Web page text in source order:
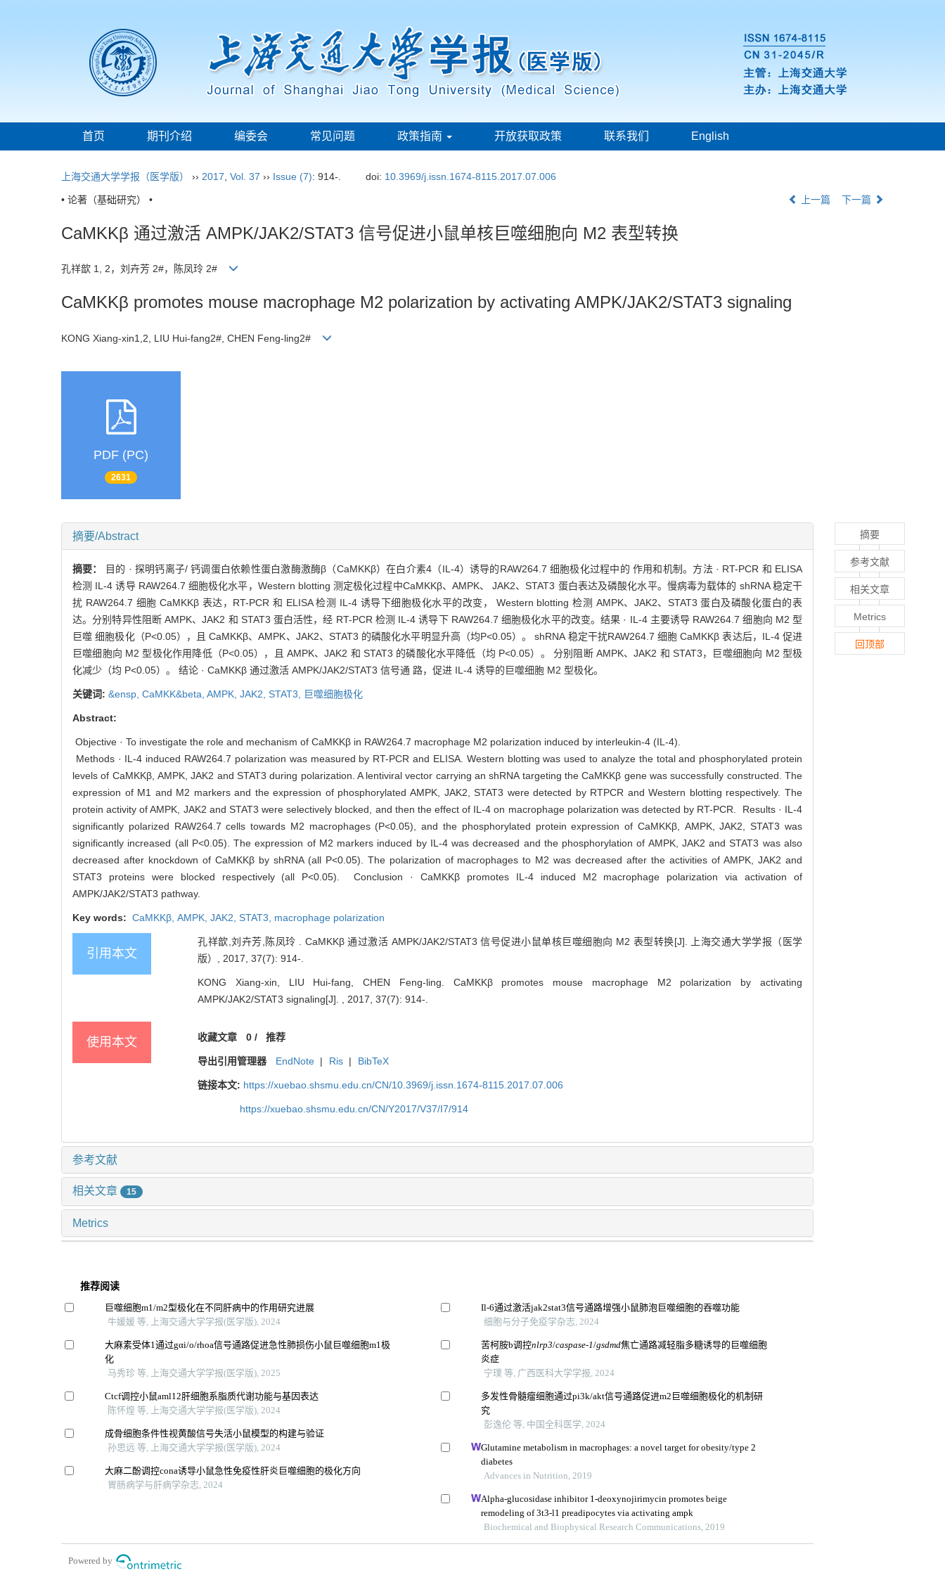
首页 期刊介绍 编委会 常见问题 政策指南 开放获取政策 联系我们 English
上海交通大学学报（医学版） ›› 2017 Vol. 37 ›› Issue (7): 914-. doi: 10.3969/j.issn.1674-8115.2017.07.006
• 论著（基础研究） • 上一篇 下一篇
CaMKKβ 通过激活 AMPK/JAK2/STAT3 信号促进小鼠单核巨噬细胞向 M2 表型转换
孔祥歆 1, 2，刘卉芳 2#，陈凤玲 2#
CaMKKβ promotes mouse macrophage M2 polarization by activating AMPK/JAK2/STAT3 signaling
KONG Xiang-xin1,2, LIU Hui-fang2#, CHEN Feng-ling2#
PDF (PC)
2631
摘要/Abstract
摘要：
目的 · 探明钙离子/ 钙调蛋白依赖性蛋白激酶激酶β（CaMKKβ）在白介素4（IL-4）诱导的RAW264.7 细胞极化过程中的 作用和机制。方法 · RT-PCR 和 ELISA
检测 IL-4 诱导 RAW264.7 细胞极化水平，Western blotting 测定极化过程中CaMKKβ、AMPK、 JAK2、STAT3 蛋白表达及磷酸化水平。慢病毒为载体的 shRNA 稳定干
扰 RAW264.7 细胞 CaMKKβ 表达，RT-PCR 和 ELISA 检测 IL-4 诱导下细胞极化水平的改变， Western blotting 检测 AMPK、JAK2、STAT3 蛋白及磷酸化蛋白的表
达。分别特异性阻断 AMPK、JAK2 和 STAT3 蛋白活性，经 RT-PCR 检测 IL-4 诱导下 RAW264.7 细胞极化水平的改变。结果 · IL-4 主要诱导 RAW264.7 细胞向 M2 型
巨噬 细胞极化（P<0.05），且 CaMKKβ、AMPK、JAK2、STAT3 的磷酸化水平明显升高（均P<0.05）。 shRNA 稳定干扰RAW264.7 细胞 CaMKKβ 表达后，IL-4 促进
巨噬细胞向 M2 型极化作用降低（P<0.05），且 AMPK、JAK2 和 STAT3 的磷酸化水平降低（均 P<0.05）。 分别阻断 AMPK、JAK2 和 STAT3，巨噬细胞向 M2 型极
化减少（均 P<0.05）。 结论 · CaMKKβ 通过激活 AMPK/JAK2/STAT3 信号通 路，促进 IL-4 诱导的巨噬细胞 M2 型极化。
关键词: &ensp, CaMKK&beta, AMPK, JAK2, STAT3, 巨噬细胞极化
Abstract:
Objective · To investigate the role and mechanism of CaMKKβ in RAW264.7 macrophage M2 polarization induced by interleukin-4 (IL-4).
Methods · IL-4 induced RAW264.7 polarization was measured by RT-PCR and ELISA. Western blotting was used to analyze the total and phosphorylated protein
levels of CaMKKβ, AMPK, JAK2 and STAT3 during polarization. A lentiviral vector carrying an shRNA targeting the CaMKKβ gene was successfully constructed. The
expression of M1 and M2 markers and the expression of phosphorylated AMPK, JAK2, STAT3 were detected by RTPCR and Western blotting respectively. The
protein activity of AMPK, JAK2 and STAT3 were selectively blocked, and then the effect of IL-4 on macrophage polarization was detected by RT-PCR. Results · IL-4
significantly polarized RAW264.7 cells towards M2 macrophages (P<0.05), and the phosphorylated protein expression of CaMKKβ, AMPK, JAK2, STAT3 was
significantly increased (all P<0.05). The expression of M2 markers induced by IL-4 was decreased and the phosphorylation of AMPK, JAK2 and STAT3 was also
decreased after knockdown of CaMKKβ by shRNA (all P<0.05). The polarization of macrophages to M2 was decreased after the activities of AMPK, JAK2 and
STAT3 proteins were blocked respectively (all P<0.05). Conclusion · CaMKKβ promotes IL-4 induced M2 macrophage polarization via activation of
AMPK/JAK2/STAT3 pathway.
Key words: CaMKKβ, AMPK, JAK2, STAT3, macrophage polarization
引用本文
孔祥歆,刘卉芳,陈凤玲 . CaMKKβ 通过激活 AMPK/JAK2/STAT3 信号促进小鼠单核巨噬细胞向 M2 表型转换[J]. 上海交通大学学报（医学
版）, 2017, 37(7): 914-.
KONG Xiang-xin, LIU Hui-fang, CHEN Feng-ling. CaMKKβ promotes mouse macrophage M2 polarization by activating
AMPK/JAK2/STAT3 signaling[J]. , 2017, 37(7): 914-.
使用本文 收藏文章 0/ 推荐
导出引用管理器 EndNote | Ris | BibTeX
链接本文: https://xuebao.shsmu.edu.cn/CN/10.3969/j.issn.1674-8115.2017.07.006
https://xuebao.shsmu.edu.cn/CN/Y2017/V37/I7/914
参考文献
相关文章 15
Metrics
推荐阅读
巨噬细胞m1/m2型极化在不同肝病中的作用研究进展
牛媛媛 等, 上海交通大学学报(医学版), 2024
大麻素受体1通过gαi/o/rhoa信号通路促进急性肺损伤小鼠巨噬细胞m1极
化
马秀珍 等, 上海交通大学学报(医学版), 2025
Ctcf调控小鼠aml12肝细胞系脂质代谢功能与基因表达
陈怀煌 等, 上海交通大学学报(医学版), 2024
成骨细胞条件性视黄酸信号失活小鼠模型的构建与验证
孙思远 等, 上海交通大学学报(医学版), 2024
大麻二酚调控cona诱导小鼠急性免疫性肝炎巨噬细胞的极化方向
胃肠病学与肝病学杂志, 2024
Il-6通过激活jak2stat3信号通路增强小鼠肺泡巨噬细胞的吞噬功能
细胞与分子免疫学杂志, 2024
苦柯胺b调控nlrp3/caspase-1/gsdmd焦亡通路减轻脂多糖诱导的巨噬细胞
炎症
宁璞 等, 广西医科大学学报, 2024
多发性骨髓瘤细胞通过pi3k/akt信号通路促进m2巨噬细胞极化的机制研
究
彭逸伦 等, 中国全科医学, 2024
Glutamine metabolism in macrophages: a novel target for obesity/type 2
diabetes
Advances in Nutrition, 2019
Alpha-glucosidase inhibitor 1-deoxynojirimycin promotes beige
remodeling of 3t3-l1 preadipocytes via activating ampk
Biochemical and Biophysical Research Communications, 2019
Powered by
摘要
参考文献
相关文章
Metrics
回顶部